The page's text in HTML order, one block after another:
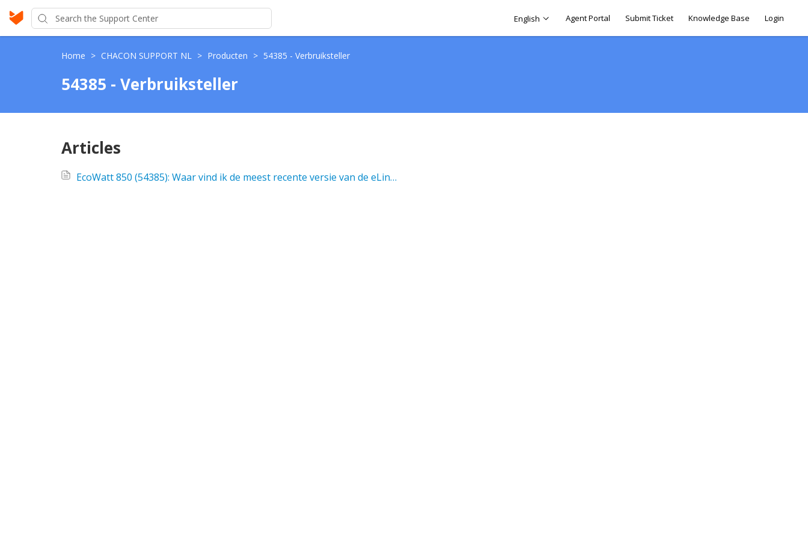
English Agent Portal Submit Ticket Knowledge Base Login
Home > CHACON SUPPORT NL > Producten > 54385 - Verbruiksteller
54385 - Verbruiksteller
Articles
EcoWatt 850 (54385): Waar vind ik de meest recente versie van de eLink-software?